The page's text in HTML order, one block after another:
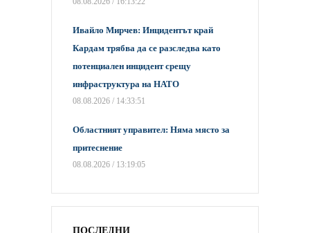
Ивайло Мирчев: Инцидентът край
Кардам трябва да се разследва като
потенциален инцидент срещу
инфраструктура на НАТО
08.08.2026 / 14:33:51
Областният управител: Няма място за
притеснение
08.08.2026 / 13:19:05
ПОСЛЕДНИ